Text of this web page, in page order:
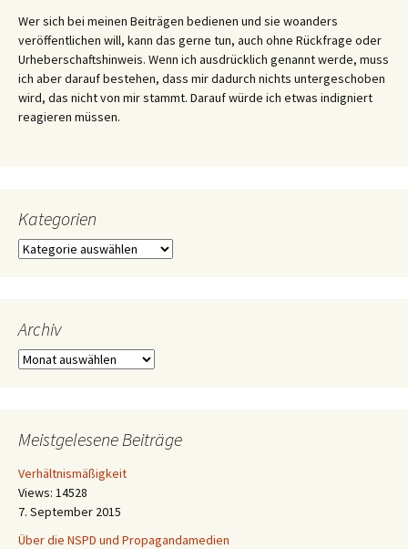
Wer sich bei meinen Beiträgen bedienen und sie woanders
veröffentlichen will, kann das gerne tun, auch ohne Rückfrage oder
Urheberschaftshinweis. Wenn ich ausdrücklich genannt werde, muss
ich aber darauf bestehen, dass mir dadurch nichts untergeschoben
wird, das nicht von mir stammt. Darauf würde ich etwas indigniert
reagieren müssen.
Kategorien
Kategorien
Archiv
Archiv
Meistgelesene Beiträge
Verhältnismäßigkeit
Views: 14528
7. September 2015
Über die NSPD und Propagandamedien